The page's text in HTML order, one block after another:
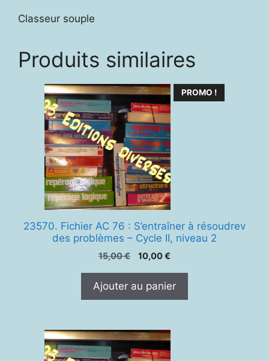
Classeur souple
Produits similaires
PROMO !
23570. Fichier AC 76 : S’entraîner à résoudrev
des problèmes – Cycle II, niveau 2
15,00€
Le
était :
10,00€
est :
Ajouter au panier